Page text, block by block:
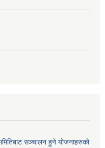
सञ्चालन हुने योजनाहरुको